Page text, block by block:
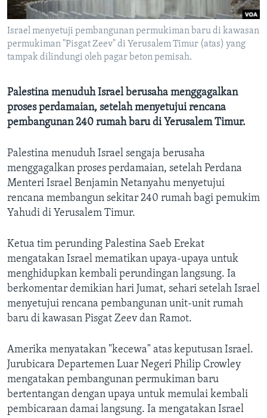
Israel menyetuji pembangunan permukiman baru di kawasan
permukiman "Pisgat Zeev" di Yerusalem Timur (atas) yang
tampak dilindungi oleh pagar beton pemisah.
Palestina menuduh Israel berusaha menggagalkan
proses perdamaian, setelah menyetujui rencana
pembangunan 240 rumah baru di Yerusalem Timur.
Palestina menuduh Israel sengaja berusaha
menggagalkan proses perdamaian, setelah Perdana
Menteri Israel Benjamin Netanyahu menyetujui
rencana membangun sekitar 240 rumah bagi pemukim
Yahudi di Yerusalem Timur.
Ketua tim perunding Palestina Saeb Erekat
mengatakan Israel mematikan upaya-upaya untuk
menghidupkan kembali perundingan langsung. Ia
berkomentar demikian hari Jumat, sehari setelah Israel
menyetujui rencana pembangunan unit-unit rumah
baru di kawasan Pisgat Zeev dan Ramot.
Amerika menyatakan "kecewa" atas keputusan Israel.
Jurubicara Departemen Luar Negeri Philip Crowley
mengatakan pembangunan permukiman baru
bertentangan dengan upaya untuk memulai kembali
pembicaraan damai langsung. Ia mengatakan Israel